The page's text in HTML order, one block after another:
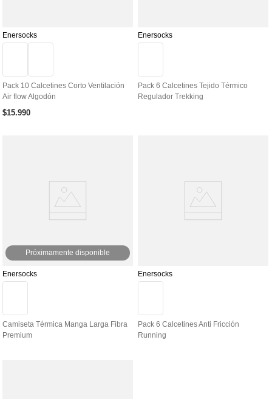
Enersocks
Pack 10 Calcetines Corto Ventilación
Air flow Algodón
$15.990
Enersocks
Pack 6 Calcetines Tejido Térmico
Regulador Trekking
Próximamente disponible
Enersocks
Camiseta Térmica Manga Larga Fibra
Premium
Enersocks
Pack 6 Calcetines Anti Fricción
Running